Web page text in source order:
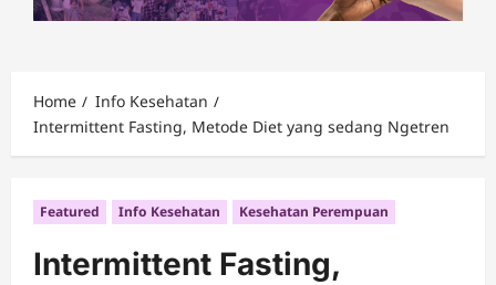
Home
Info Kesehatan
Intermittent Fasting, Metode Diet yang sedang Ngetren
Featured Info Kesehatan Kesehatan Perempuan
Intermittent Fasting,